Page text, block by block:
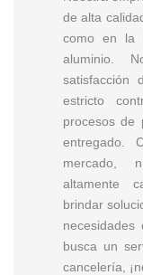
de alta
como en la
aluminio.
satisfacción
estricto
procesos de
entregado.
mercado,
altamente
brindar
busca un
cancelería,